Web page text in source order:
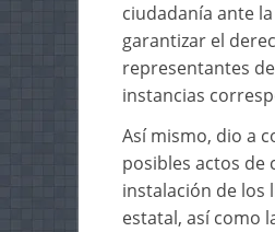
ciudadanía ante
garantizar el
representantes
instancias
Así mismo, dio a
posibles actos de
instalación de los
estatal, así como